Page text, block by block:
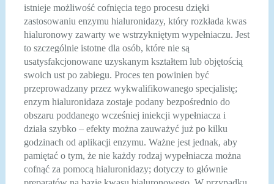
istnieje możliwość cofnięcia tego procesu dzięki
zastosowaniu enzymu hialuronidazy, który rozkłada kwas
hialuronowy zawarty we wstrzykniętym wypełniaczu. Jest
to szczególnie istotne dla osób, które nie są
usatysfakcjonowane uzyskanym kształtem lub objętością
swoich ust po zabiegu. Proces ten powinien być
przeprowadzany przez wykwalifikowanego specjalistę;
enzym hialuronidaza zostaje podany bezpośrednio do
obszaru poddanego wcześniej iniekcji wypełniacza i
działa szybko – efekty można zauważyć już po kilku
godzinach od aplikacji enzymu. Ważne jest jednak, aby
pamiętać o tym, że nie każdy rodzaj wypełniacza można
cofnąć za pomocą hialuronidazy; dotyczy to głównie